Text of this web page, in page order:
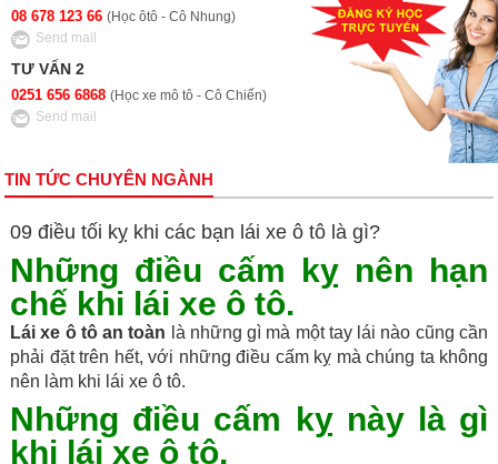
08 678 123 66 (Học ôtô - Cô Nhung)
Send mail
TƯ VẤN 2
0251 656 6868 (Học xe mô tô - Cô Chiến)
Send mail
TIN TỨC CHUYÊN NGÀNH
09 điều tối kỵ khi các bạn lái xe ô tô là gì?
Những điều cấm kỵ nên hạn
chế khi lái xe ô tô.
Lái xe ô tô an toàn là những gì mà một tay lái nào cũng cần
phải đặt trên hết, với những điều cấm kỵ mà chúng ta không
nên làm khi lái xe ô tô.
Những điều cấm kỵ này là gì
khi lái xe ô tô.